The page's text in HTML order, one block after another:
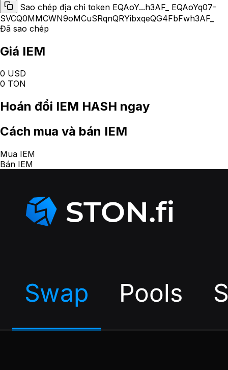
Sao chép địa chỉ token EQAoY...h3AF_ EQAoYq07-
SVCQ0MMCWN9oMCuSRqnQRYibxqeQG4FbFwh3AF_
Đã sao chép
Giá IEM
0 USD
0 TON
Hoán đổi IEM HASH ngay
Cách mua và bán IEM
Mua IEM
Bán IEM